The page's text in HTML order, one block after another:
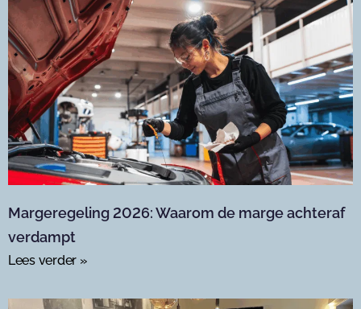
Margeregeling 2026: Waarom de marge achteraf
verdampt
Lees verder »